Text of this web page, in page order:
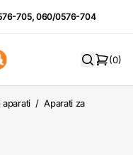
705,060/0576-704
(0)
aparati / Aparati za